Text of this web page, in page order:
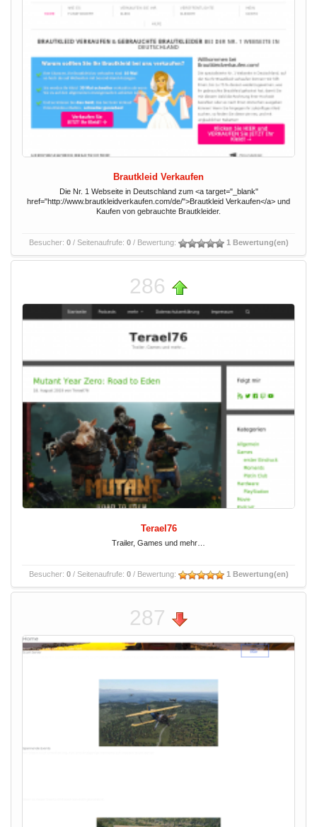
Brautkleid Verkaufen
Die Nr. 1 Webseite in Deutschland zum <a target="_blank"
href="http://www.brautkleidverkaufen.com/de/">Brautkleid Verkaufen</a> und
Kaufen von gebrauchte Brautkleider.
Besucher: 0/ Seitenaufrufe: 0/ Bewertung: 1 Bewertung(en)
286
Terael76
Trailer, Games und mehr…
Besucher: 0/ Seitenaufrufe: 0/ Bewertung: 1 Bewertung(en)
287